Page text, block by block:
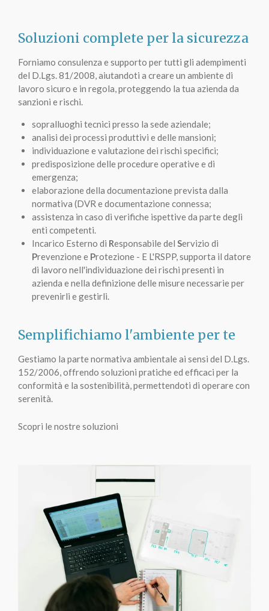
Soluzioni complete per la sicurezza
Forniamo consulenza e supporto per tutti gli adempimenti
del D.Lgs. 81/2008, aiutandoti a creare un ambiente di
lavoro sicuro e in regola, proteggendo la tua azienda da
sanzioni e rischi.
sopralluoghi tecnici presso la sede aziendale;
analisi dei processi produttivi e delle mansioni;
individuazione e valutazione dei rischi specifici;
predisposizione delle procedure operative e di
emergenza;
elaborazione della documentazione prevista dalla
normativa (DVR e documentazione connessa;
assistenza in caso di verifiche ispettive da parte degli
enti competenti.
Incarico Esterno di Responsabile del Servizio di
Prevenzione e Protezione - E L'RSPP, supporta il datore
di lavoro nell'individuazione dei rischi presenti in
azienda e nella definizione delle misure necessarie per
prevenirli e gestirli.
Semplifichiamo l'ambiente per te
Gestiamo la parte normativa ambientale ai sensi del D.Lgs.
152/2006, offrendo soluzioni pratiche ed efficaci per la
conformità e la sostenibilità, permettendoti di operare con
serenità.
Scopri le nostre soluzioni